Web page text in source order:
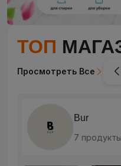
ТОП
Просмотреть Все
Bur
7 продукты